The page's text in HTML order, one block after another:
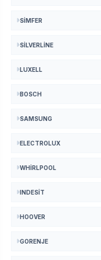
SIMFER
SILVERLINE
LUXELL
BOSCH
SAMSUNG
ELECTROLUX
WHIRLPOOL
INDESIT
HOOVER
GORENJE